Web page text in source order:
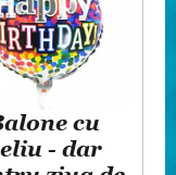
cu
- dar